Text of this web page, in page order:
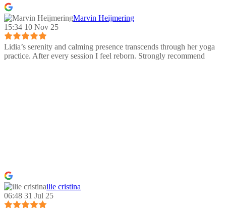
Marvin Heijmering
15:34 10 Nov 25
Lidia’s serenity and calming presence transcends through her yoga
practice. After every session I feel reborn. Strongly recommend
ilie cristina
06:48 31 Jul 25